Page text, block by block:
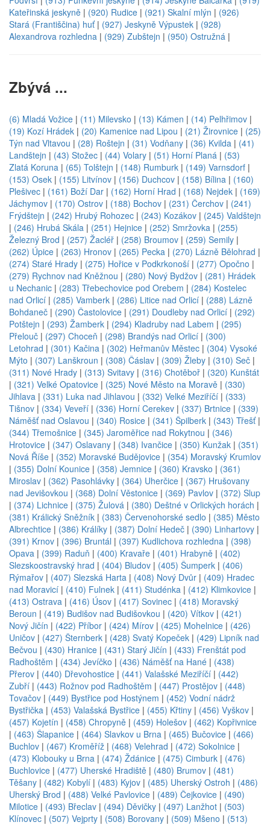
Kateřinská jeskyně | (920) Rudice | (921) Skalní mlýn | (926)
Stará (Františčina) huť| (927) Jeskyně Výpustek | (928)
Alexandrova rozhledna | (929) Zubštejn | (950) Ostružná |
Zbývá ...
(6) Mladá Vožice | (11) Milevsko | (13) Kámen | (14) Pelhřimov |
(19) Kozí Hrádek | (20) Kamenice nad Lipou | (21) Žirovnice | (25)
Týn nad Vltavou | (28) Roštejn | (31) Vodňany | (36) Kvilda | (41)
Landštejn | (43) Stožec | (44) Volary | (51) Horní Planá | (53)
Zlatá Koruna | (65) Tolštejn | (148) Rumburk | (149) Varnsdorf |
(153) Osek | (155) Litvínov | (156) Duchcov | (158) Bílina | (160)
Plešivec | (161) Boží Dar | (162) Horní Hrad | (168) Nejdek | (169)
Jáchymov | (170) Ostrov | (188) Bochov | (231) Čerchov | (241)
Frýdštejn | (242) Hrubý Rohozec | (243) Kozákov | (245) Valdštejn
| (246) Hrubá Skála | (251) Hejnice | (252) Smržovka | (255)
Železný Brod | (257) Žacléř | (258) Broumov | (259) Semily |
(262) Úpice | (263) Hronov | (265) Pecka | (270) Lázně Bělohrad |
(274) Staré Hrady | (275) Hořice v Podkrkonoší | (277) Opočno |
(279) Rychnov nad Kněžnou | (280) Nový Bydžov | (281) Hrádek
u Nechanic | (283) Třebechovice pod Orebem | (284) Kostelec
nad Orlicí | (285) Vamberk | (286) Litice nad Orlicí | (288) Lázně
Bohdaneč | (290) Častolovice | (291) Doudleby nad Orlicí | (292)
Potštejn | (293) Žamberk | (294) Kladruby nad Labem | (295)
Přelouč | (297) Choceň | (298) Brandýs nad Orlicí | (300)
Letohrad | (301) Kačina | (302) Heřmanův Městec | (304) Vysoké
Mýto | (307) Lanškroun | (308) Čáslav | (309) Žleby | (310) Seč |
(311) Nové Hrady | (313) Svitavy | (316) Chotěboř | (320) Kunštát
| (321) Velké Opatovice | (325) Nové Město na Moravě | (330)
Jihlava | (331) Luka nad Jihlavou | (332) Velké Meziříčí | (333)
Tišnov | (334) Veveří | (336) Horní Cerekev | (337) Brtnice | (339)
Náměšť nad Oslavou | (340) Rosice | (341) Špilberk | (343) Třešť|
(344) Třemošnice | (345) Jaroměřice nad Rokytnou | (346)
Hrotovice | (347) Oslavany | (348) Ivančice | (350) Kunžak | (351)
Nová Říše | (352) Moravské Budějovice | (354) Moravský Krumlov
| (355) Dolní Kounice | (358) Jemnice | (360) Kravsko | (361)
Miroslav | (362) Pasohlávky | (364) Uherčice | (367) Hrušovany
nad Jevišovkou | (368) Dolní Věstonice | (369) Pavlov | (372) Slup
| (374) Lichnice | (375) Žulová | (380) Deštné v Orlických horách |
(381) Králický Sněžník | (383) Červenohorské sedlo | (385) Město
Albrechtice | (386) Králíky | (387) Dolní Hedeč | (390) Linhartovy |
(391) Krnov | (396) Bruntál | (397) Kudlichova rozhledna | (398)
Opava | (399) Raduň | (400) Kravaře | (401) Hrabyně | (402)
Slezskoostravský hrad | (404) Bludov | (405) Šumperk | (406)
Rýmařov | (407) Slezská Harta | (408) Nový Dvůr | (409) Hradec
nad Moravicí | (410) Fulnek | (411) Studénka | (412) Klimkovice |
(413) Ostrava | (416) Úsov | (417) Sovinec | (418) Moravský
Beroun | (419) Budišov nad Budišovkou | (420) Vítkov | (421)
Nový Jičín | (422) Příbor | (424) Mírov | (425) Mohelnice | (426)
Uničov | (427) Šternberk | (428) Svatý Kopeček | (429) Lipník nad
Bečvou | (430) Hranice | (431) Starý Jičín | (433) Frenštát pod
Radhoštěm | (434) Jevíčko | (436) Náměšť na Hané | (438)
Přerov | (440) Dřevohostice | (441) Valašské Meziříčí | (442)
Zubří | (443) Rožnov pod Radhoštěm | (447) Prostějov | (448)
Tovačov | (449) Bystřice pod Hostýnem | (452) Vodní nádrž
Bystřička | (453) Valašská Bystřice | (455) Křtiny | (456) Vyškov |
(457) Kojetín | (458) Chropyně | (459) Holešov | (462) Kopřivnice
| (463) Šlapanice | (464) Slavkov u Brna | (465) Bučovice | (466)
Buchlov | (467) Kroměříž | (468) Velehrad | (472) Sokolnice |
(473) Klobouky u Brna | (474) Ždánice | (475) Cimburk | (476)
Buchlovice | (477) Uherské Hradiště | (480) Brumov | (481)
Těšany | (482) Kobylí | (483) Kyjov | (485) Uherský Ostroh | (486)
Uherský Brod | (488) Velké Pavlovice | (489) Čejkovice | (490)
Milotice | (493) Břeclav | (494) Děvičky | (497) Lanžhot | (503)
Klínovec | (507) Vejprty | (508) Borovany | (509) Mšeno | (513)